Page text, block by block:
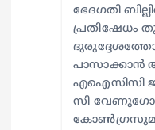
ഭേദഗതി
പ്രതിഷേധം
പാസാക്കാൻ
എഐസിസി
സി